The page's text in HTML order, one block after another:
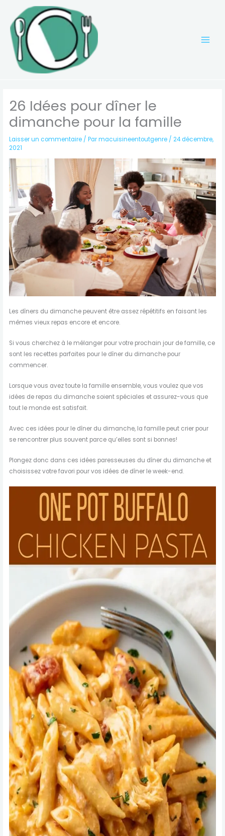
contenu
26 Idées pour dîner le
dimanche pour la famille
Laisser un commentaire / Parmacuisineentoutgenre /24 décembre,
2021
Les dîners du dimanche peuvent être assez répétitifs en faisant les
mêmes vieux repas encore et encore.
Si vous cherchez à le mélanger pour votre prochain jour de famille, ce
sont les recettes parfaites pour le dîner du dimanche pour
commencer.
Lorsque vous avez toute la famille ensemble, vous voulez que vos
idées de repas du dimanche soient spéciales et assurez-vous que
tout le monde est satisfait.
Avec ces idées pour le dîner du dimanche, la famille peut crier pour
se rencontrer plus souvent parce qu’elles sont si bonnes!
Plongez donc dans ces idées paresseuses du dîner du dimanche et
choisissez votre favori pour vos idées de dîner le week-end.